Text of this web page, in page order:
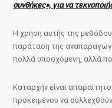
συνθήκες», για να
Η χρήση αυτής της
παράταση της
πολλά υποσχόμενη, αλλά
Καταρχήν είναι
προκειμένου να